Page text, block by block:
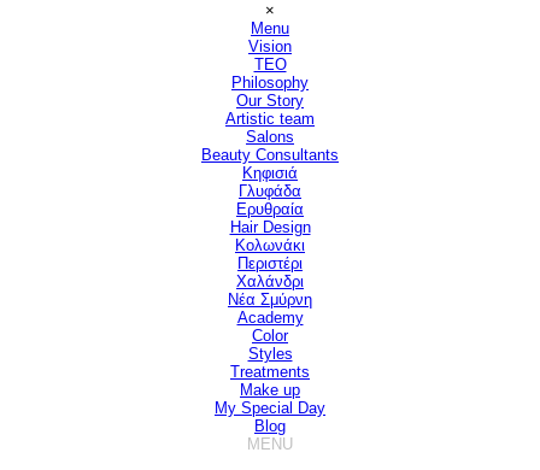
×
Menu
Vision
TEO
Philosophy
Our Story
Artistic team
Salons
Beauty Consultants
Κηφισιά
Γλυφάδα
Ερυθραία
Hair Design▼
Κολωνάκι
Περιστέρι
Χαλάνδρι
Νέα Σμύρνη
Academy
Color
Styles
Treatments
Make up
My Special Day
Blog
MENU